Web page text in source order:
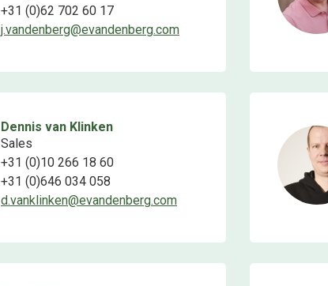
+31 (0)62 702 60 17
j.vandenberg@evandenberg.com
Dennis van Klinken
Sales
+31 (0)10 266 18 60
+31 (0)646 034 058
d.vanklinken@evandenberg.com